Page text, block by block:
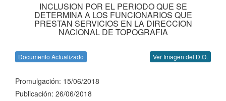
INCLUSION POR EL PERIODO QUE SE
DETERMINA A LOS FUNCIONARIOS QUE
PRESTAN SERVICIOS EN LA DIRECCION
NACIONAL DE TOPOGRAFIA
Documento Actualizado Ver Imagen del D.O.
Promulgación: 15/06/2018
Publicación: 26/06/2018